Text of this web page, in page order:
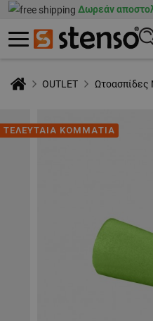
Δωρεάν
OUTLET Ωτοασπίδες
ΤΕΛΕΥΤΑΙΑ ΚΟΜΜΑΤΙΑ